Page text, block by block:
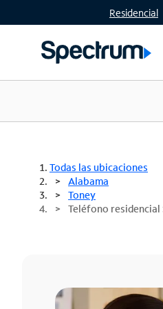
Residencial
Todas las ubicaciones
Alabama
Toney
Teléfono residencial